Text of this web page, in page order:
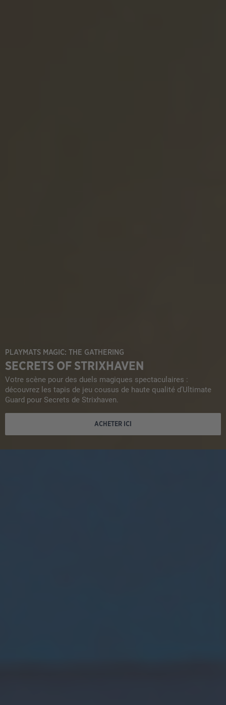
PLAYMATS MAGIC: THE GATHERING
SECRETS OF STRIXHAVEN
Votre scène pour des duels magiques spectaculaires :
découvrez les tapis de jeu cousus de haute qualité d’Ultimate
Guard pour Secrets de Strixhaven.
ACHETER ICI